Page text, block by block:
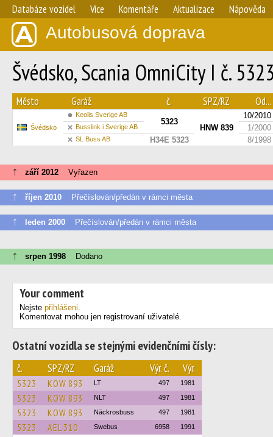
Databáze vozidel Více Komentáře Aktualizace Nápověda
Autobusová doprava
Švédsko, Scania OmniCity I č.
Město Garáž č. SPZ/RZ Od...
Švédsko
Keolis Sverige AB
5323
HNW 839
10/2010
Busslink i Sverige AB 1/2000
SL Buss AB H34E 5323 8/1998
↑ září 2012 Vyřazen
↑ říjen 2010 Přečíslován/předán v rámci města
↑ leden 2000 Přečíslován/předán v rámci města
↑ srpen 1998 Dodano
Your comment
Nejste přihlášeni.
Komentovat mohou jen registrovaní uživatelé.
Ostatní vozidla se stejnými evidenčními čísly:
č. SPZ/RZ Garáž Výr. č. Výr.
5323 KOW 893 LT 497 1981
5323 KOW 893 NLT 497 1981
5323 KOW 893 Näckrosbuss 497 1981
5323 AEL 310 Swebus 6958 1991